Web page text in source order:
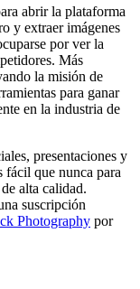
abrir la plataforma
y extraer imágenes
por ver la
Más
la misión de
para ganar
en la industria de
presentaciones y
fácil que nunca para
alta calidad.
suscripción
Photography por